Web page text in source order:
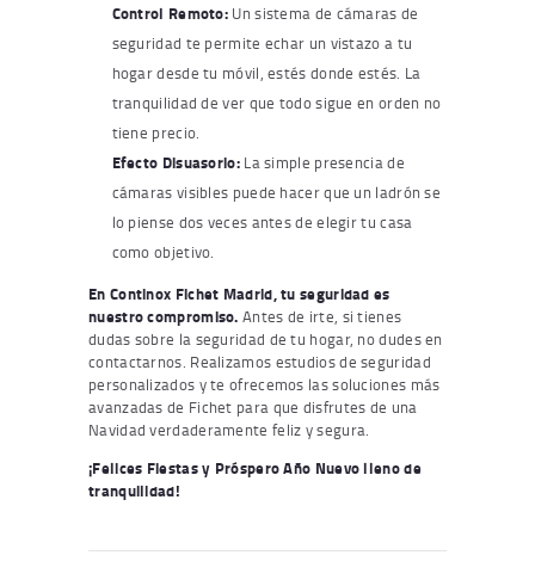
Control Remoto: Un sistema de cámaras de
seguridad te permite echar un vistazo a tu
hogar desde tu móvil, estés donde estés. La
tranquilidad de ver que todo sigue en orden no
tiene precio.
Efecto Disuasorio:La simple presencia de
cámaras visibles puede hacer que un ladrón se
lo piense dos veces antes de elegir tu casa
como objetivo.
En Continox Fichet Madrid, tu seguridad es
nuestro compromiso. Antes de irte, si tienes
dudas sobre la seguridad de tu hogar, no dudes en
contactarnos. Realizamos estudios de seguridad
personalizados y te ofrecemos las soluciones más
avanzadas de Fichet para que disfrutes de una
Navidad verdaderamente feliz y segura.
¡Felices Fiestas y Próspero Año Nuevo lleno de
tranquilidad!